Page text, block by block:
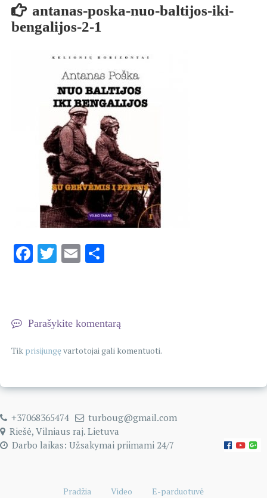
antanas-poska-nuo-baltijos-iki-
bengalijos-2-1
Facebook
Twitter
Email
Parašykite komentarą
Tik prisijungęvartotojai gali komentuoti.
+37068365474
turboug@gmail.com
Riešė, Vilniaus raj. Lietuva
Darbo laikas: Užsakymai priimami 24/7
Pradžia Video E-parduotuvė